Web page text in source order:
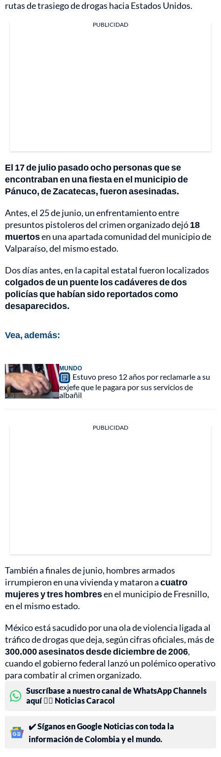
rutas de trasiego de drogas hacia Estados Unidos.
PUBLICIDAD
El 17 de julio pasado ocho personas que se
encontraban en una fiesta en el municipio de
Pánuco, de Zacatecas, fueron asesinadas.
Antes, el 25 de junio, un enfrentamiento entre
presuntos pistoleros del crimen organizado dejó18
muertosen una apartada comunidad del municipio de
Valparaíso, del mismo estado.
Dos días antes, en la capital estatal fueron localizados
colgados de un puente los cadáveres de dos
policías que habían sido reportados como
desaparecidos.
Vea, además:
MUNDO
Estuvo preso 12 años por reclamarle a su
exjefe que le pagara por sus servicios de
albañil
PUBLICIDAD
También a finales de junio, hombres armados
irrumpieron en una vivienda y mataron acuatro
mujeres y tres hombresen el municipio de Fresnillo,
en el mismo estado.
México está sacudido por una ola de violencia ligada al
tráfico de drogas que deja, según cifras oficiales, más de
300.000 asesinatos desde diciembre de 2006,
cuando el gobierno federal lanzó un polémico operativo
para combatir al crimen organizado.
Suscríbase a nuestro canal de WhatsApp Channels
aquí 👉🏻 Noticias Caracol
✔️ Síganos en Google Noticias con toda la
información de Colombia y el mundo.